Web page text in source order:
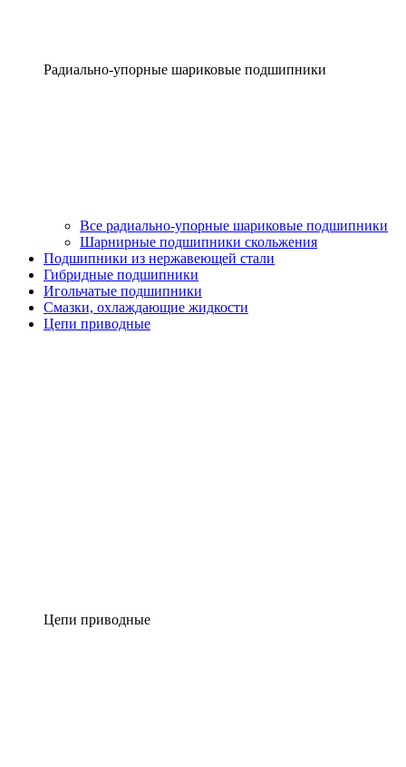
Радиально-упорные шариковые подшипники
Все радиально-упорные шариковые подшипники
Шарнирные подшипники скольжения
Подшипники из нержавеющей стали
Гибридные подшипники
Игольчатые подшипники
Смазки, охлаждающие жидкости
Цепи приводные
Цепи приводные